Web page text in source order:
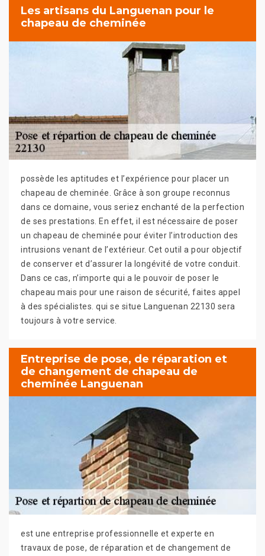
Les artisans du Languenan pour le
chapeau de cheminée
possède les aptitudes et l’expérience pour placer un
chapeau de cheminée. Grâce à son groupe reconnus
dans ce domaine, vous seriez enchanté de la perfection
de ses prestations. En effet, il est nécessaire de poser
un chapeau de cheminée pour éviter l’introduction des
intrusions venant de l’extérieur. Cet outil a pour objectif
de conserver et d’assurer la longévité de votre conduit.
Dans ce cas, n’importe qui a le pouvoir de poser le
chapeau mais pour une raison de sécurité, faites appel
à des spécialistes. qui se situe Languenan 22130 sera
toujours à votre service.
Entreprise de pose, de réparation et
de changement de chapeau de
cheminée Languenan
est une entreprise professionnelle et experte en
travaux de pose, de réparation et de changement de